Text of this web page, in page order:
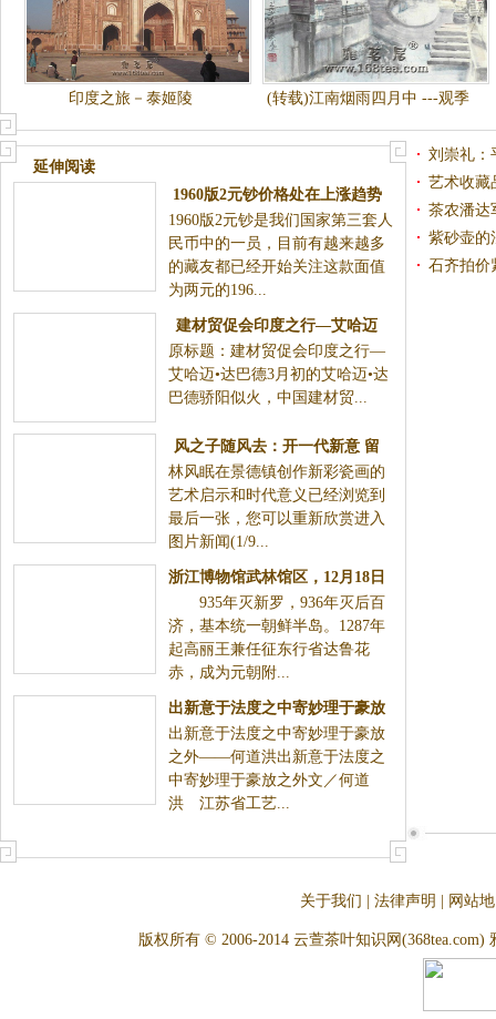
印度之旅－泰姬陵
(转载)江南烟雨四月中 ---观季
仁葵书画展
延伸阅读
1960版2元钞价格处在上涨趋势
之中
1960版2元钞是我们国家第三套人
民币中的一员，目前有越来越多
的藏友都已经开始关注这款面值
为两元的196...
建材贸促会印度之行—艾哈迈
达巴德
原标题：建材贸促会印度之行—
艾哈迈•达巴德3月初的艾哈迈•达
巴德骄阳似火，中国建材贸...
风之子随风去：开一代新意 留
百世珍奇
林风眠在景德镇创作新彩瓷画的
艺术启示和时代意义已经浏览到
最后一张，您可以重新欣赏进入
图片新闻(1/9...
浙江博物馆武林馆区，12月18日
将展出新安沉船暨青瓷特展
935年灭新罗，936年灭后百
济，基本统一朝鲜半岛。1287年
起高丽王兼任征东行省达鲁花
赤，成为元朝附...
出新意于法度之中寄妙理于豪放
之
出新意于法度之中寄妙理于豪放
之外——何道洪出新意于法度之
中寄妙理于豪放之外文／何道
洪 江苏省工艺...
刘崇礼：
艺术收藏
意百出
茶农潘
紫砂壶的
石齐拍价
关于我们 法律声明 网站
版权所有 © 2006-2014 云萱茶叶知识网